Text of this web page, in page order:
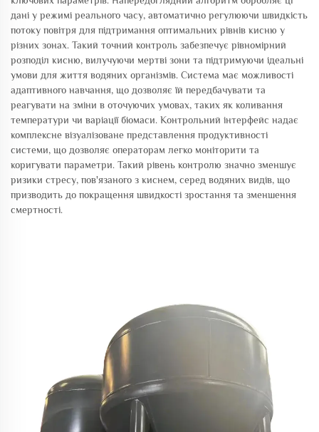
дані у режимі реального часу, автоматично регулюючи швидкість
потоку повітря для підтримання оптимальних рівнів кисню у
різних зонах. Такий точний контроль забезпечує рівномірний
розподіл кисню, вилучуючи мертві зони та підтримуючи ідеальні
умови для життя водяних організмів. Система має можливості
адаптивного навчання, що дозволяє їй передбачувати та
реагувати на зміни в оточуючих умовах, таких як коливання
температури чи варіації біомаси. Контрольний інтерфейс надає
комплексне візуалізоване представлення продуктивності
системи, що дозволяє операторам легко моніторити та
коригувати параметри. Такий рівень контролю значно зменшує
ризики стресу, пов'язаного з киснем, серед водяних видів, що
призводить до покращення швидкості зростання та зменшення
смертності.